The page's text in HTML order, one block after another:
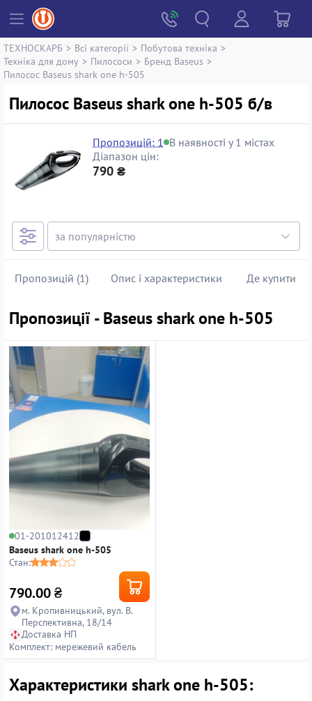
ТЕХНОСКАРБ > Всі категорії > Побутова техніка >
Техніка для дому > Пилососи > Бренд Baseus >
Пилосос Baseus shark one h-505
Пилосос Baseus shark one h-505 б/в
Пропозицій: 1 В наявності у 1 містах
Діапазон цін:
790 ₴
Пропозицій (1) Опис і характеристики Де купити
Пропозиції - Baseus shark one h-505
01-201012412
Baseus shark one h-505
Стан:
790.00₴
м. Кропивницький, вул. В.
Перспективна, 18/14
Доставка НП
Комплект: мережевий кабель
Характеристики shark one h-505: